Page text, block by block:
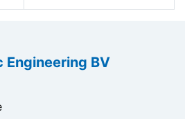
BV